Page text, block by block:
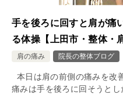
手を後ろに回すと肩が痛
る体操【上田市・整体・
肩の痛み 院長の整体ブログ
本日は肩の前側の痛みを
痛みは手を後ろに回そうと